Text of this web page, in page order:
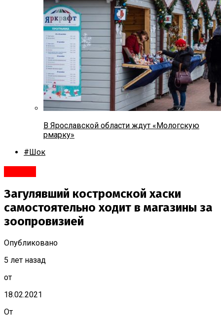
В Ярославской области ждут «Мологскую
рмарку»
#Шок
Загулявший костромской хаски
самостоятельно ходит в магазины за
зоопровизией
Опубликовано
5 лет назад
от
18.02.2021
От